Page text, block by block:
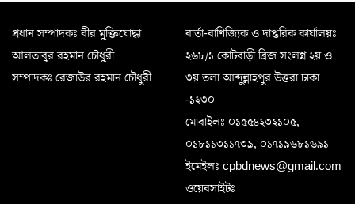
প্রধান সম্পাদকঃ বীর মুক্তিযোদ্ধা
আলতাবুর রহমান চৌধুরী
সম্পাদকঃ রেজাউর রহমান চৌধুরী
বার্তা-বাণিজ্যিক ও দাপ্তরিক কার্যালয়ঃ
২৬৮/১ কোটবাড়ী ব্রিজ সংলগ্ন ২য় ও
৩য় তলা আব্দুল্লাহপুর উত্তরা ঢাকা
-১২৩০
মোবাইলঃ ০১৫৫৪২৩২১০৫,
০১৮১১৩১১৭৩৯, ০১৭১৯৬৮১৬৯১
ইমেইলঃ cpbdnews@gmail.com
ওয়েবসাইটঃ